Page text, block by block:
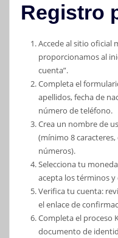
Registro
Accede al sitio oficial
proporcionamos al
cuenta”.
Completa el
apellidos, fecha de
número de teléfono.
Crea un nombre de
(mínimo 8
números).
Selecciona tu
acepta los términos y
Verifica tu cuenta:
el enlace de
Completa el proceso
documento de